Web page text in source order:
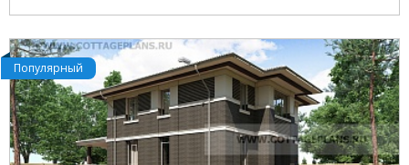
Популярный